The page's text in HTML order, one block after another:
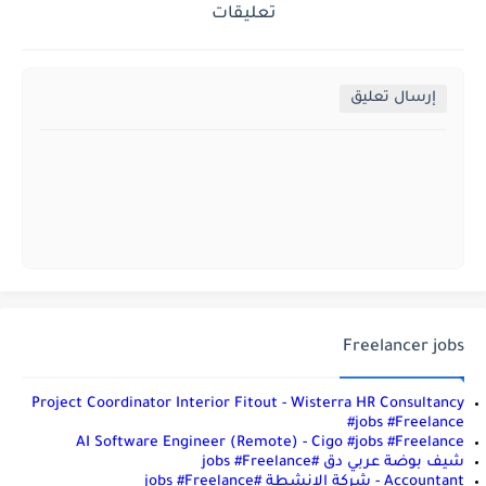
تعليقات
إرسال تعليق
Freelancer jobs
Project Coordinator Interior Fitout - Wisterra HR Consultancy
#jobs #Freelance
AI Software Engineer (Remote) - Cigo #jobs #Freelance
شيف بوضة عربي دق #jobs #Freelance
Accountant - شركة الانشطة #jobs #Freelance